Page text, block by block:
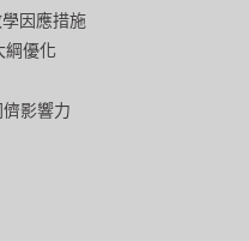
因應措施
綱優化
影響力